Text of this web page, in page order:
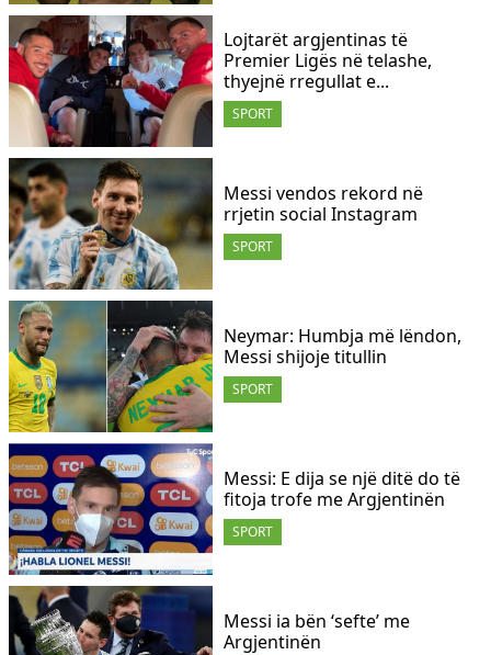
SPORT
Lojtarët argjentinas të
Premier Ligës në telashe,
thyejnë rregullat e...
SPORT
Messi vendos rekord në
rrjetin social Instagram
SPORT
Neymar: Humbja më lëndon,
Messi shijoje titullin
SPORT
Messi: E dija se një ditë do të
fitoja trofe me Argjentinën
Messi ia bën ‘sefte’ me
Argjentinën